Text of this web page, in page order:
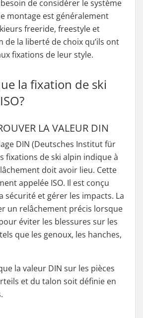
de considérer le système
montage est généralement
freeride, freestyle et
de la liberté de choix qu’ils ont
fixations de leur style.
la fixation de ski
LA VALEUR DIN
DIN (Deutsches Institut für
fixations de ski alpin indique à
doit avoir lieu. Cette
appelée ISO. Il est conçu
sécurité et gérer les impacts. La
un relâchement précis lorsque
éviter les blessures sur les
que les genoux, les hanches,
la valeur DIN sur les pièces
et du talon soit définie en